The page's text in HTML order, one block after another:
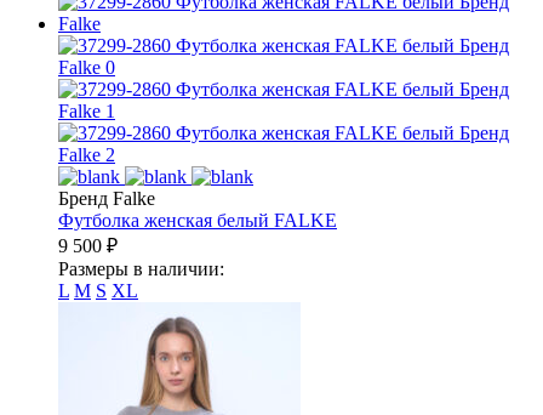
Бренд Falke
Футболка женская белый FALKE
9 500 ₽
Размеры в наличии:
L M S XL